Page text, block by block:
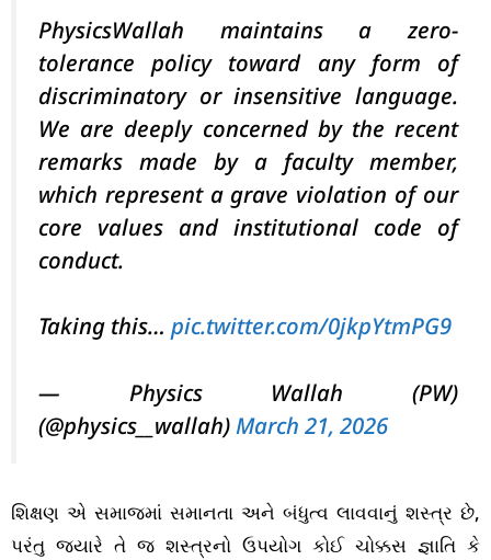
PhysicsWallah maintains a zero-
tolerance policy toward any form of
discriminatory or insensitive language.
We are deeply concerned by the recent
remarks made by a faculty member,
which represent a grave violation of our
core values and institutional code of
conduct.
​Taking this… pic.twitter.com/0jkpYtmPG9
— Physics Wallah (PW)
(@physics__wallah)March 21, 2026
શિક્ષણ એ સમાજમાં સમાનતા અને બંધુત્વ લાવવાનું શસ્ત્ર છે,
પરંતુ જ્યારે તે જ શસ્ત્રનો ઉપયોગ કોઈ ચોક્કસ જ્ઞાતિ કે